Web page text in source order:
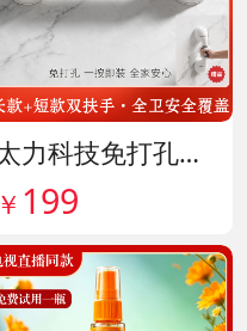
太力科技免打孔多功能安全扶手 货号142101
￥ 199